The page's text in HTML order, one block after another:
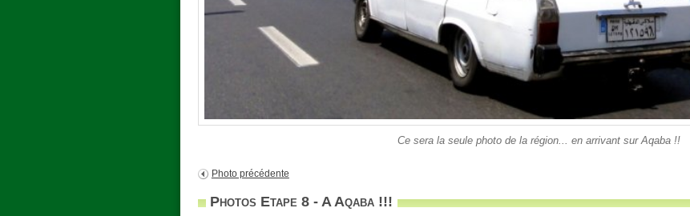
Ce sera la seule photo de la région... en arrivant sur Aqaba !!
Photo précédente
Photos Etape 8 - A Aqaba !!!